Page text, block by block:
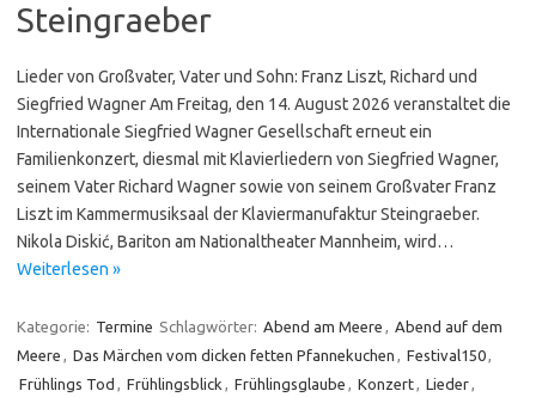
Steingraeber
Lieder von Großvater, Vater und Sohn: Franz Liszt, Richard und
Siegfried Wagner Am Freitag, den 14. August 2026 veranstaltet die
Internationale Siegfried Wagner Gesellschaft erneut ein
Familienkonzert, diesmal mit Klavierliedern von Siegfried Wagner,
seinem Vater Richard Wagner sowie von seinem Großvater Franz
Liszt im Kammermusiksaal der Klavier­manu­faktur Stein­grae­ber.
Nikola Diskić, Bariton am Nationaltheater Mannheim, wird…
Weiterlesen »
Kategorie: Termine Schlagwörter: Abend am Meere , Abend auf dem
Meere , Das Märchen vom dicken fetten Pfannekuchen , Festival150,
Frühlings Tod , Frühlingsblick , Frühlingsglaube , Konzert, Lieder,